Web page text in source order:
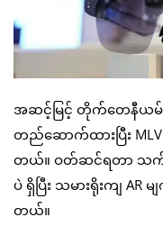
အဆင့်မြင့် တိုက်တေနီယမ်
တည်ဆောက်ထားပြီး
တယ်။ ဝတ်ဆင်ရတာ သက်
ပဲ ရှိပြီး သမားရိုးကျ AR
တယ်။